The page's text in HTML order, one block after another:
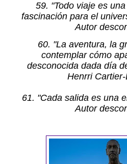
59. "Todo viaje es
fascinación para el
Autor
60. "La aventura, la
contemplar cómo
desconocida dada día
Henrri
61. "Cada salida es una
Autor